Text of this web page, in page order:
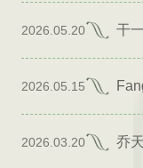
2026.05.20 干
2026.05.15
2026.03.20